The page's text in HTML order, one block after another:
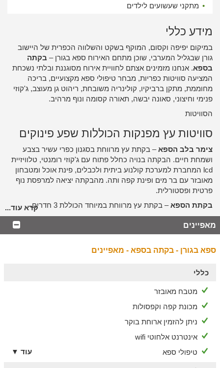
• מתקני שעשועים לילדים
מידע כללי
במיקום יפיפה וקסום, המוקף בשקט והשלווה הכפרית של היישוב
גורן שבגליל המערבי, שוכן מתחם האירוח ספא בגורן – בקתה
בספא. אנחנו מזמינים אצתם לחוויית אירוח מסוגננת ובלתי נשכחת
המציעה סוויטות כפריות, מבחר טיפולי ספא מקצועיים, בריכה
מחוממת, מתקן ברביקיו, קולינריה משובחת, ריהוט גן מעוצב, ג'קוזי
פנימי וחיצוני, סאונה יבשה, תאורה קסומה ונוף מרהיב.
הסוויטות
סוויטות עץ מפנקות הכוללות שפע פינוקים
צימר בלב הספא– בקתת עץ מרווחת בסגנון כפרי עשיר בצבע
ושמחת חיים. הבקתה בנויה כחלל פתוח עם ג'קוזי רומנטי, טלוויזיית
lcd המחברת למערכת קולנוע ביתית ולכבלים, פינת אוכל ומטבחון
מאובזר עם בר מים ופינת קפה ותה. מהבקתה יציאה למרפסת נוף
פרטית ופסטורלית.
בקתת הספא
– בקתת עץ מרווחת במיוחד הכוללת 3 חדרים.
בבקתה 2 חדרי שינה וחדר ספא פרטי עם מתקן סאונה וג'קוזי ספא
המשקיף לחצר שובת העין. בסוויטה מערכת קריוקי, מסך lcd, חיבור
לכבלים, dvd, כורסת מסאג' מפנקת, מטבחון, מכונת אספרסו, מתקן
מים מינרליים, פינת אוכל ומרפסת פטיו כפרית.
כן מנעלי ספא נוחות, מגבות גוף וחלוקי רחצה מלטפים, תחליבים
מטעמים: יין מתוצרת מקומית, שוקולדים, מאפים, פירות טריים
ושתייה קרה
מתחם החוץ
בריכה מחוממת ופסטורליות כפרית מעבר
לדלת
קרא עוד...
מאפיינים
ספא בגורן - בקתה בספא - מאפיינים
כללי
מטבח מאובזר
מכונת קפה וקפסולות
ניתן להזמין ארוחת בוקר
אינטרנט אלחוטי wifi
טיפולי ספא
עוד ▼